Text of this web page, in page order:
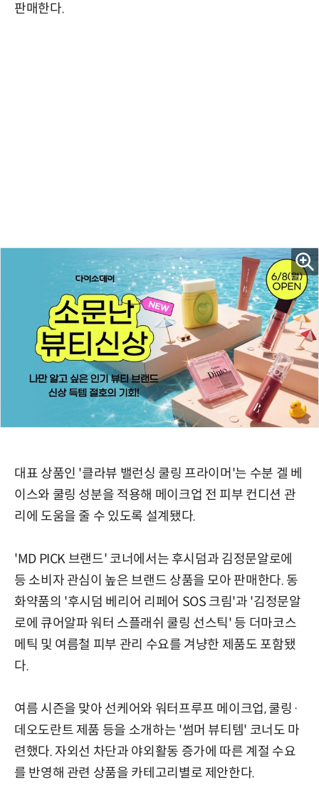
판매한다.
대표 상품인 '클라뷰 밸런싱 쿨링 프라이머'는 수분 겔 베
이스와 쿨링 성분을 적용해 메이크업 전 피부 컨디션 관
리에 도움을 줄 수 있도록 설계됐다.
'MD PICK 브랜드' 코너에서는 후시덤과 김정문알로에
등 소비자 관심이 높은 브랜드 상품을 모아 판매한다. 동
화약품의 '후시덤 베리어 리페어 SOS 크림'과 '김정문알
로에 큐어알파 워터 스플래쉬 쿨링 선스틱' 등 더마코스
메틱 및 여름철 피부 관리 수요를 겨냥한 제품도 포함됐
다.
여름 시즌을 맞아 선케어와 워터프루프 메이크업, 쿨링·
데오도란트 제품 등을 소개하는 '썸머 뷰티템' 코너도 마
련했다. 자외선 차단과 야외활동 증가에 따른 계절 수요
를 반영해 관련 상품을 카테고리별로 제안한다.